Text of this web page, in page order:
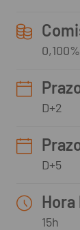
0,100%
D+2
D+5
15h